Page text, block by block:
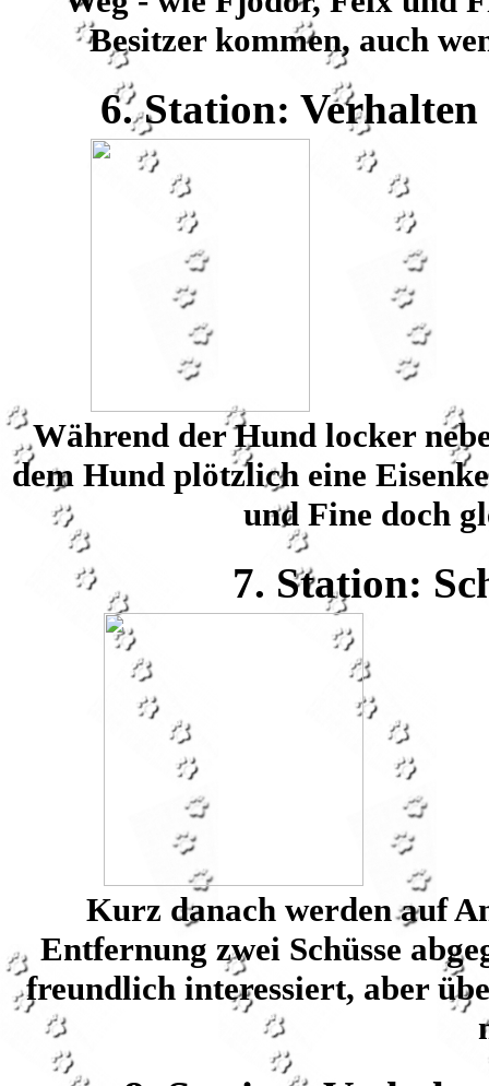
Besitzer kommen, auch
6. Station:
Während der Hund locker
dem Hund plötzlich eine
und Fine doch
7. Station:
Kurz danach werden auf
Entfernung zwei Schüsse
freundlich interessiert, aber